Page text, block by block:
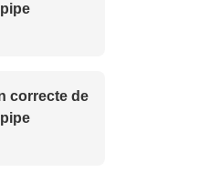
pipe
correcte de
pipe